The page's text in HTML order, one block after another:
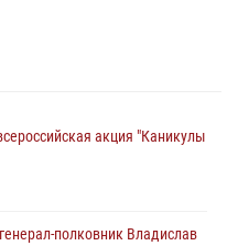
акция "Каникулы
полковник Владислав